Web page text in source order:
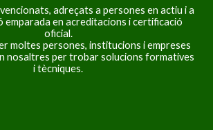
adreçats a persones en actiu i a
emparada en acreditacions i certificació
oficial.
moltes persones, institucions i empreses
nosaltres per trobar solucions formatives
i tècniques.